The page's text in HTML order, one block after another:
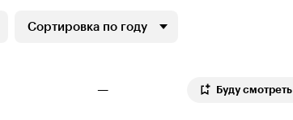
Сортировка по году
— Буду смотреть